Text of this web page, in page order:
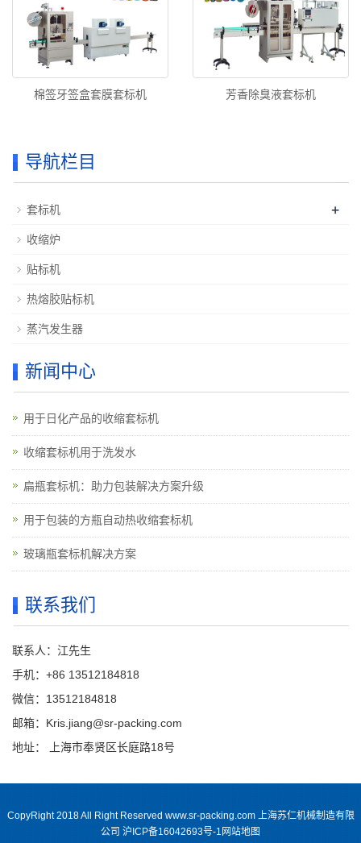
棉签牙签盒套膜套标机 芳香除臭液套标机
导航栏目
套标机 +
收缩炉
贴标机
热熔胶贴标机
蒸汽发生器
新闻中心
用于日化产品的收缩套标机
收缩套标机用于洗发水
扁瓶套标机：助力包装解决方案升级
用于包装的方瓶自动热收缩套标机
玻璃瓶套标机解决方案
联系我们
联系人：江先生
手机：+86 13512184818
微信：13512184818
邮箱：Kris.jiang@sr-packing.com
地址： 上海市奉贤区长庭路18号
CopyRight 2018 All Right Reserved www.sr-packing.com 上海苏仁机械制造有限
公司 沪ICP备16042693号-1 网站地图